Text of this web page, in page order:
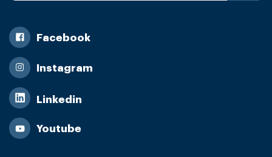
Facebook
Instagram
Linkedin
Youtube